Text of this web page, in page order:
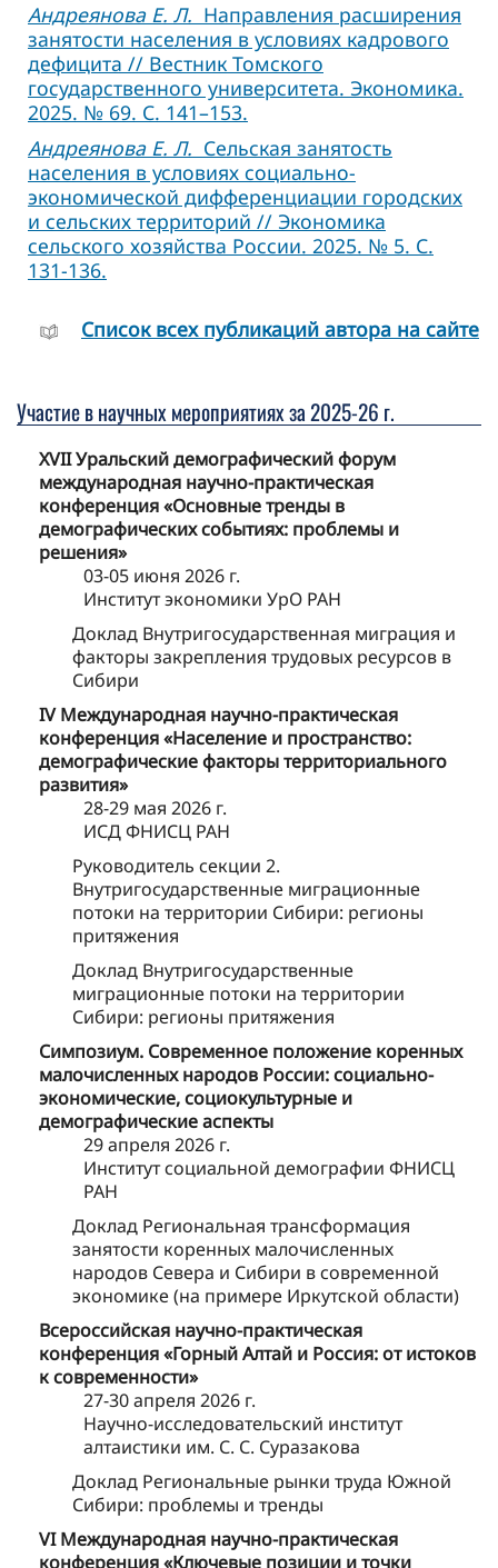
Андреянова Е. Л. Направления расширения
занятости населения в условиях кадрового
дефицита // Вестник Томского
государственного университета. Экономика.
2025. № 69. С. 141–153.
Андреянова Е. Л. Сельская занятость
населения в условиях социально-
экономической дифференциации городских
и сельских территорий // Экономика
сельского хозяйства России. 2025. № 5. С.
131-136.
Cписок всех публикаций автора на сайте
Участие в научных мероприятиях за 2025-26 г.
XVII Уральский демографический форум
международная научно-практическая
конференция «Основные тренды в
демографических событиях: проблемы и
решения»
03-05 июня 2026 г.
Институт экономики УрО РАН
Доклад Внутригосударственная миграция и
факторы закрепления трудовых ресурсов в
Сибири
IV Международная научно-практическая
конференция «Население и пространство:
демографические факторы территориального
развития»
28-29 мая 2026 г.
ИСД ФНИСЦ РАН
Руководитель секции 2.
Внутригосударственные миграционные
потоки на территории Сибири: регионы
притяжения
Доклад Внутригосударственные
миграционные потоки на территории
Сибири: регионы притяжения
Симпозиум. Современное положение коренных
малочисленных народов России: социально-
экономические, социокультурные и
демографические аспекты
29 апреля 2026 г.
Институт социальной демографии ФНИСЦ
РАН
Доклад Региональная трансформация
занятости коренных малочисленных
народов Севера и Сибири в современной
экономике (на примере Иркутской области)
Всероссийская научно-практическая
конференция «Горный Алтай и Россия: от истоков
к современности»
27-30 апреля 2026 г.
Научно-исследовательский институт
алтаистики им. С. С. Суразакова
Доклад Региональные рынки труда Южной
Сибири: проблемы и тренды
VI Международная научно-практическая
конференция «Ключевые позиции и точки